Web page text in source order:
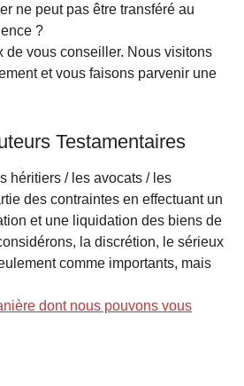
ne peut pas être transféré au
?
de vous conseiller. Nous visitons
et vous faisons parvenir une
Testamentaires
héritiers / les avocats / les
des contraintes en effectuant un
et une liquidation des biens de
la discrétion, le sérieux
comme importants, mais
dont nous pouvons vous